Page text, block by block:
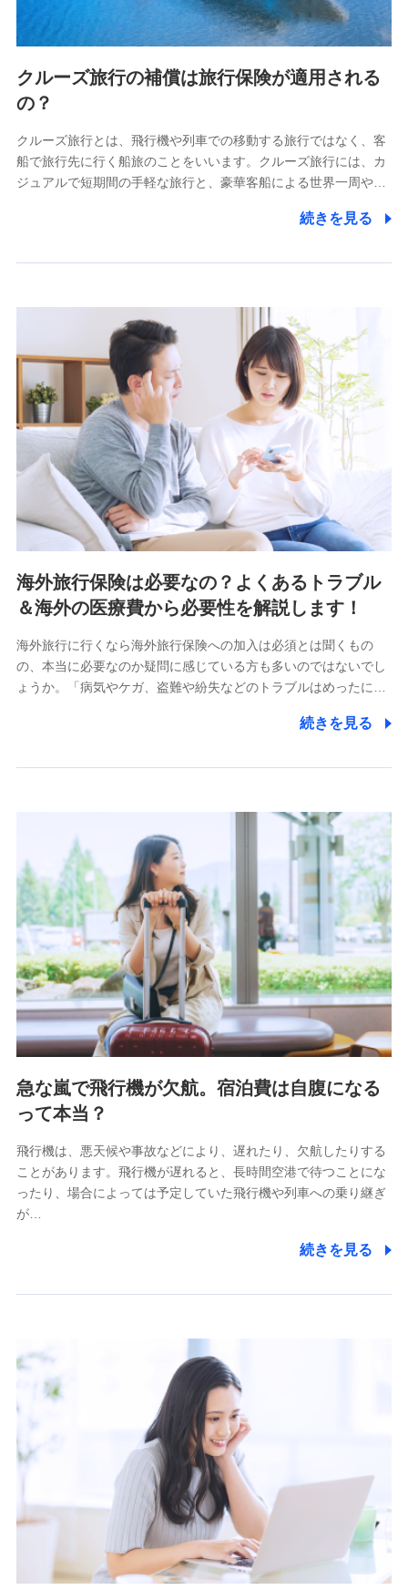
クルーズ旅行の補償は旅行保険が適用される
の？
クルーズ旅行とは、飛行機や列車での移動する旅行ではなく、客
船で旅行先に行く船旅のことをいいます。クルーズ旅行には、カ
ジュアルで短期間の手軽な旅行と、豪華客船による世界一周や…
続きを見る
海外旅行保険は必要なの？よくあるトラブル
＆海外の医療費から必要性を解説します！
海外旅行に行くなら海外旅行保険への加入は必須とは聞くもの
の、本当に必要なのか疑問に感じている方も多いのではないでし
ょうか。「病気やケガ、盗難や紛失などのトラブルはめったに…
続きを見る
急な嵐で飛行機が欠航。宿泊費は自腹になる
って本当？
飛行機は、悪天候や事故などにより、遅れたり、欠航したりする
ことがあります。飛行機が遅れると、長時間空港で待つことにな
ったり、場合によっては予定していた飛行機や列車への乗り継ぎ
が…
続きを見る